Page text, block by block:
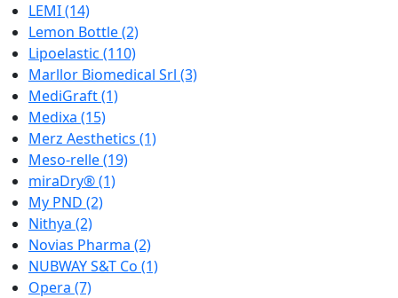
LEMI(14)
Lemon Bottle(2)
Lipoelastic (110)
Marllor Biomedical Srl (3)
MediGraft(1)
Medixa (15)
Merz Aesthetics (1)
Meso-relle(19)
miraDry®(1)
My PND (2)
Nithya (2)
Novias Pharma (2)
NUBWAY S&T Co (1)
Opera (7)